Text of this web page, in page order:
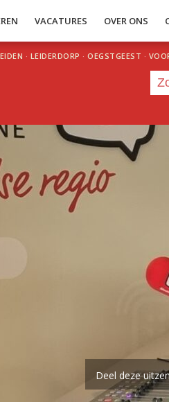
VACATURES OVER ONS
· LEIDERDORP · OEGSTGEEST ·
Deel deze